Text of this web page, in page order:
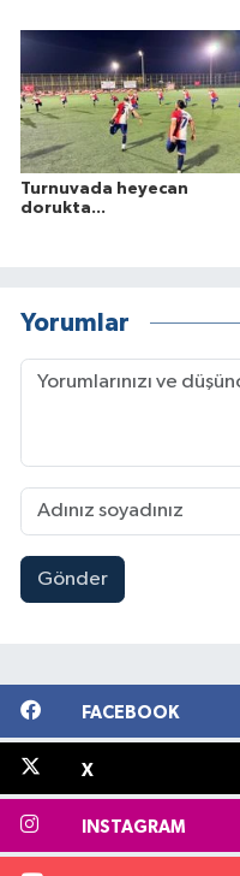
Turnuvada heyecan
dorukta...
Yorumlar
Gönder
FACEBOOK
X
INSTAGRAM